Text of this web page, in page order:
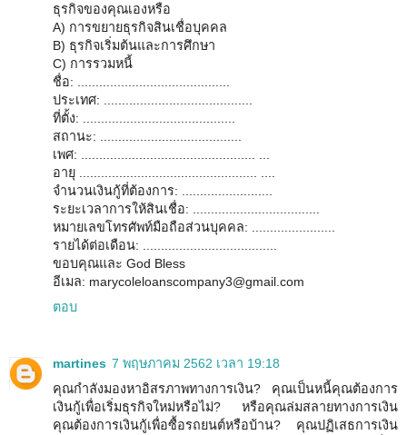
ธุรกิจของคุณเองหรือ
A) การขยายธุรกิจสินเชื่อบุคคล
B) ธุรกิจเริ่มต้นและการศึกษา
C) การรวมหนี้
ชื่อ: ..........................................
ประเทศ: .........................................
ที่ตั้ง: ..........................................
สถานะ: .......................................
เพศ: ................................................ ...
อายุ ................................................. ....
จำนวนเงินกู้ที่ต้องการ: .........................
ระยะเวลาการให้สินเชื่อ: ...................................
หมายเลขโทรศัพท์มือถือส่วนบุคคล: .......................
รายได้ต่อเดือน: .....................................
ขอบคุณและ God Bless
อีเมล: marycoleloanscompany3@gmail.com
ตอบ
martines 7 พฤษภาคม 2562 เวลา 19:18
คุณกำลังมองหาอิสรภาพทางการเงิน? คุณเป็นหนี้คุณต้องการ
เงินกู้เพื่อเริ่มธุรกิจใหม่หรือไม่? หรือคุณล่มสลายทางการเงิน
คุณต้องการเงินกู้เพื่อซื้อรถยนต์หรือบ้าน? คุณปฏิเสธการเงิน